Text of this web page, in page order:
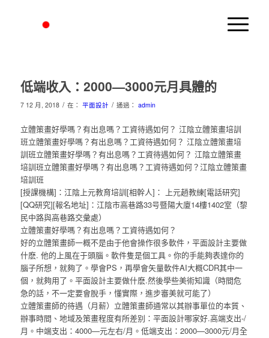
低端收入：2000—3000元月具體的
7 12 月, 2018 / 在： 平面設計 / 通過： admin
立體策畫好學嗎？有出息嗎？工資待遇如何？ 江陰立體策畫培訓
班立體策畫好學嗎？有出息嗎？工資待遇如何？ 江陰立體策畫培
訓班立體策畫好學嗎？有出息嗎？工資待遇如何？ 江陰立體策畫
培訓班立體策畫好學嗎？有出息嗎？工資待遇如何？江陰立體策畫
培訓班
[授課機構]：江陰上元教育培訓[相幹人]： 上元趙教練[電話研究]
[QQ研究][報名地址]：江陰市高巷路33号暨陽大廈14樓1402室（黎
民中路與高巷路交彙處）
立體策畫好學嗎？有出息嗎？工資待遇如何？
好的立體策畫師一概不是由于他會操作很多軟件，平面設計主要做
什麽. 他的上風在于頭腦。軟件隻是個工具。你的手能夠表達你的
腦子所想，就夠了。學會PS，再學會矢量軟件AI大概CDR其中一
個，就夠用了。平面設計主要做什麽.然後學些美術知識（時間危
急的話，不一定要會脫手，懂實際，進步審美就可能了）
立體策畫師的待遇（月薪）立體策畫師通常以其辦事單位的本質、
辦事時間、地域及策畫程度有所差别：平面設計哪家好.高端支出-/
月。中端支出：4000—元左右/月。低端支出：2000—3000元/月全